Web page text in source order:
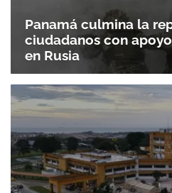
Panamá culmina la
ciudadanos con
en Rusia